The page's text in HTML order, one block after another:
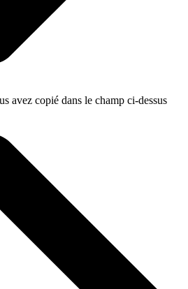
avez copié dans le champ ci-dessus